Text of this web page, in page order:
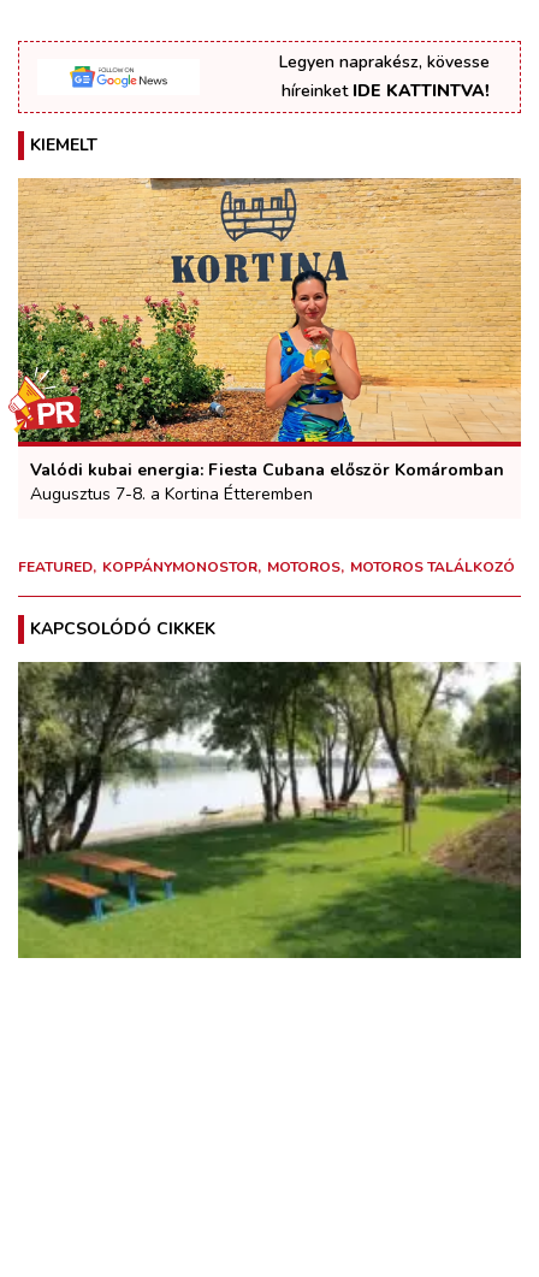
Legyen naprakész, kövesse
híreinket IDE KATTINTVA!
KIEMELT
Valódi kubai energia: Fiesta Cubana először Komáromban
Augusztus 7-8. a Kortina Étteremben
FEATURED KOPPÁNYMONOSTOR MOTOROS MOTOROS TALÁLKOZÓ
KAPCSOLÓDÓ CIKKEK